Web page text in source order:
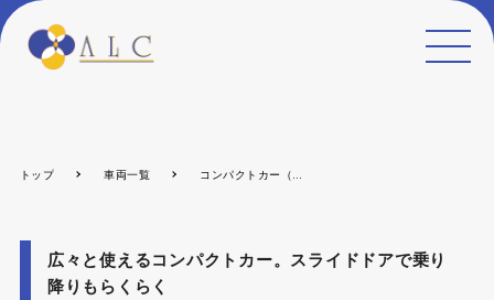
MEN
トップ 車両一覧 コンパクトカー（スライドドア）
広々と使えるコンパクトカー。スライドドアで乗り
降りもらくらく